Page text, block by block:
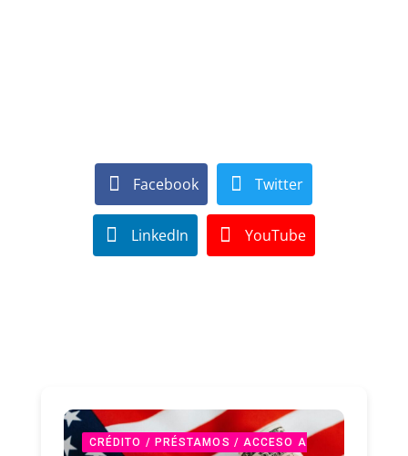
Facebook Twitter
LinkedIn YouTube
CRÉDITO / PRÉSTAMOS / ACCESO A